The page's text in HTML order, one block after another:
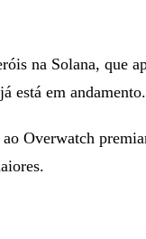
na Solana, que
está em andamento.
Overwatch